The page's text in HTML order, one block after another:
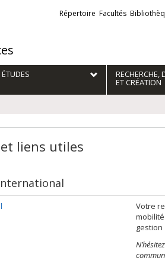
Liens
externes
Répertoire Facultés
ÉTUDES RECHERCHE,
ET CRÉATION
liens utiles
Votre
gestion